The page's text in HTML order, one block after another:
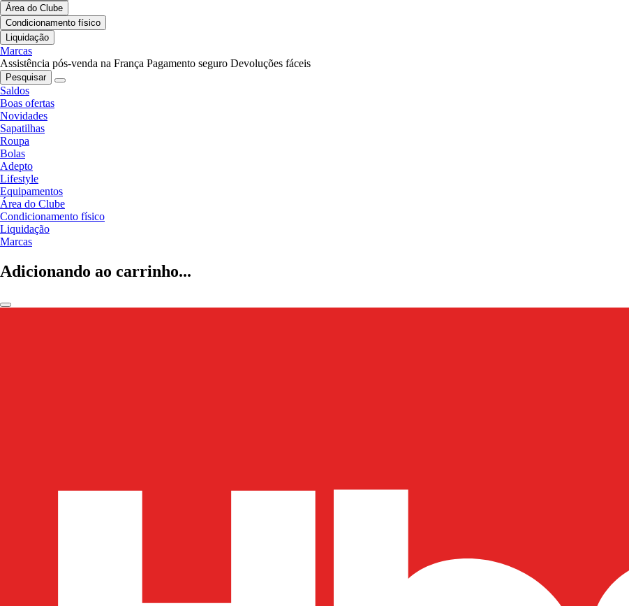
Área do Clube
Condicionamento físico
Liquidação
Marcas
Assistência pós-venda na França Pagamento seguro Devoluções fáceis
Pesquisar
Saldos
Boas ofertas
Novidades
Sapatilhas
Roupa
Bolas
Adepto
Lifestyle
Equipamentos
Área do Clube
Condicionamento físico
Liquidação
Marcas
Adicionando ao carrinho...